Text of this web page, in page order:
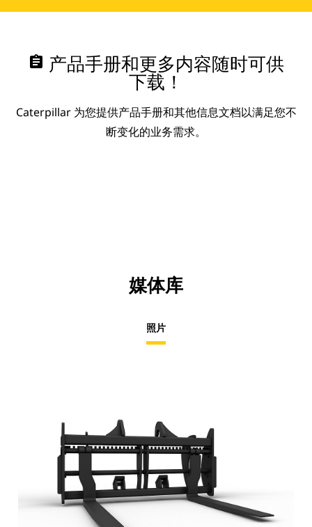
assignment 产品手册和更多内容随时可供
下载！
Caterpillar 为您提供产品手册和其他信息文档以满足您不
断变化的业务需求。
媒体库
照片